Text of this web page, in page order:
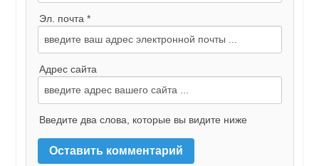
Эл. почта *
Адрес сайта
Введите два слова, которые вы видите ниже